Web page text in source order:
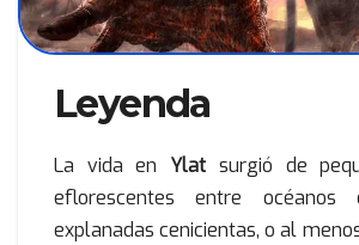
Leyenda
La vida en Ylat surgió de
eflorescentes entre
explanadas cenicientas, o al